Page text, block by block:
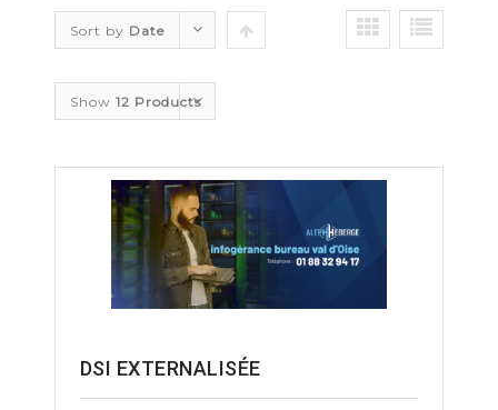
Sort by Date
Show 12 Products
DSI EXTERNALISÉE